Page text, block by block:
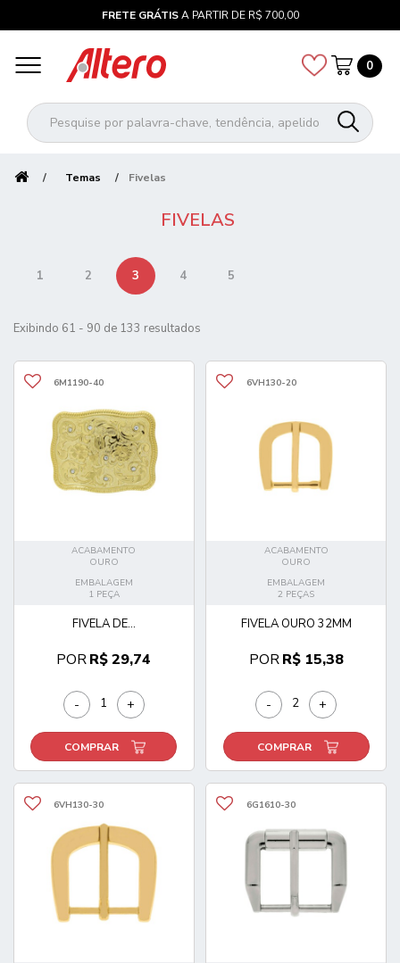
FRETE GRÁTISA PARTIR DE R$ 700,00
0
Temas Fivelas
FIVELAS
1 2 3 4 5
Exibindo 61 - 90 de 133 resultados
6M1190-40
ACABAMENTO
OURO
EMBALAGEM
1 PEÇA
FIVELA DE...
PORR$ 29,74
- +
COMPRAR
6VH130-20
ACABAMENTO
OURO
EMBALAGEM
2 PEÇAS
FIVELA OURO 32MM
PORR$ 15,38
- +
COMPRAR
6VH130-30 6G1610-30